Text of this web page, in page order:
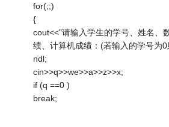
for(;;)
{
cout<<"请输入学生的学号、姓名、
绩、计算机成绩：(若输入的学号为
ndl;
cin>>q>>we>>a>>z>>x;
if (q ==0 )
break;